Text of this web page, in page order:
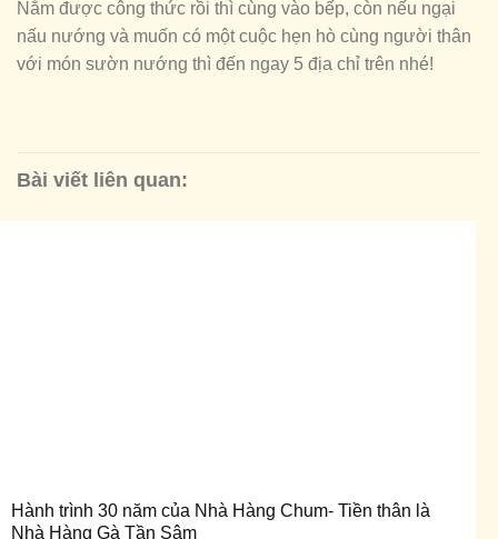
Nắm được công thức rồi thì cùng vào bếp, còn nếu ngại
nấu nướng và muốn có một cuộc hẹn hò cùng người thân
với món sườn nướng thì đến ngay 5 địa chỉ trên nhé!
Bài viết liên quan:
Hành trình 30 năm của Nhà Hàng Chum- Tiền thân là
Nhà Hàng Gà Tần Sâm